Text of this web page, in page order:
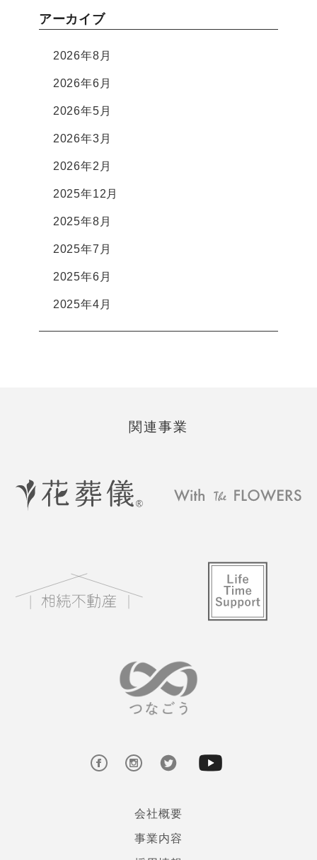
アーカイブ
2026年8月
2026年6月
2026年5月
2026年3月
2026年2月
2025年12月
2025年8月
2025年7月
2025年6月
2025年4月
関連事業
会社概要
事業内容